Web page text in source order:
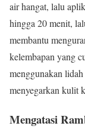
air hangat, lalu
hingga 20 menit,
membantu
kelembapan yang
menggunakan
menyegarkan kulit
Mengatasi